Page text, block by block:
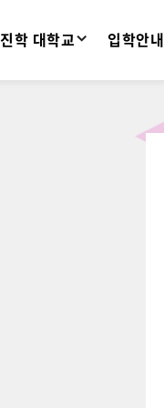
진학 대학교 입학안내